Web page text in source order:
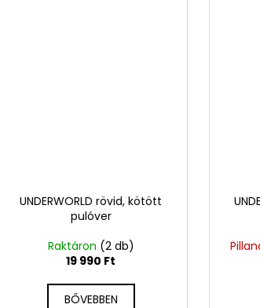
UNDERWORLD rövid, kötött
pulóver
Raktáron (2 db)
19 990 Ft
BŐVEBBEN